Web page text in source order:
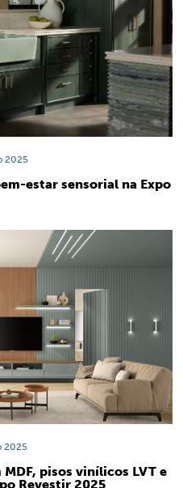
2025
estar sensorial na Expo
2025
pisos vinílicos LVT e
Revestir 2025